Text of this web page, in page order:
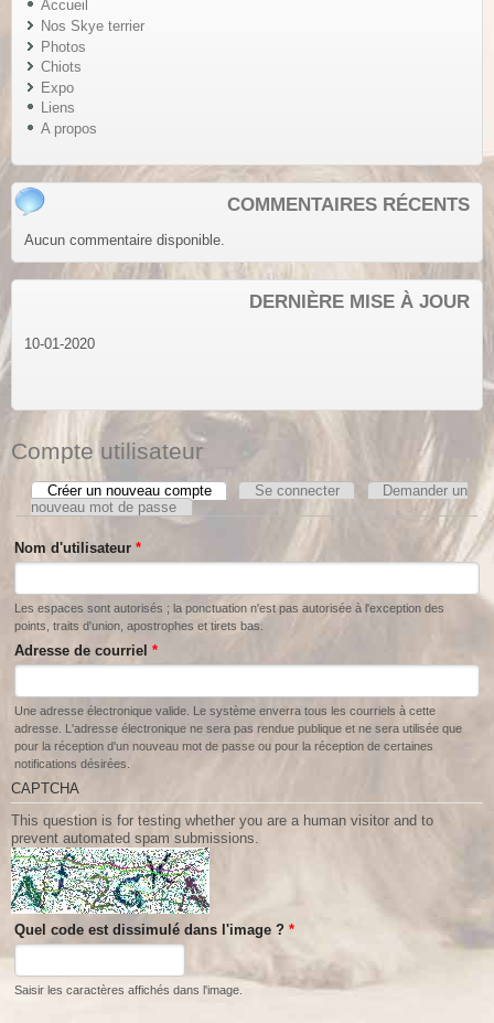
Accueil
Nos Skye terrier
Photos
Chiots
Expo
Liens
A propos
COMMENTAIRES RÉCENTS
Aucun commentaire disponible.
DERNIÈRE MISE À JOUR
10-01-2020
Compte utilisateur
Onglets principaux
Créer un nouveau compte(onglet actif)Se connecter
Demander un
nouveau mot de passe
Nom d'utilisateur *
Les espaces sont autorisés ; la ponctuation n'est pas autorisée à l'exception des
points, traits d'union, apostrophes et tirets bas.
Adresse de courriel *
Une adresse électronique valide. Le système enverra tous les courriels à cette
adresse. L'adresse électronique ne sera pas rendue publique et ne sera utilisée que
pour la réception d'un nouveau mot de passe ou pour la réception de certaines
notifications désirées.
CAPTCHA
This question is for testing whether you are a human visitor and to
prevent automated spam submissions.
Quel code est dissimulé dans l'image ? *
Saisir les caractères affichés dans l'image.